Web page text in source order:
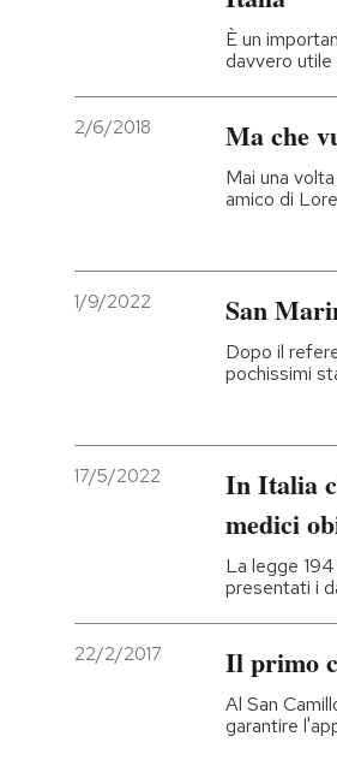
È un
davvero utile
2/6/2018 Ma che
Mai una
amico di
1/9/2022 San
Dopo il
pochissimi
17/5/2022
In Italia
medici
La legge
presentati i
22/2/2017 Il primo
Al San
garantire